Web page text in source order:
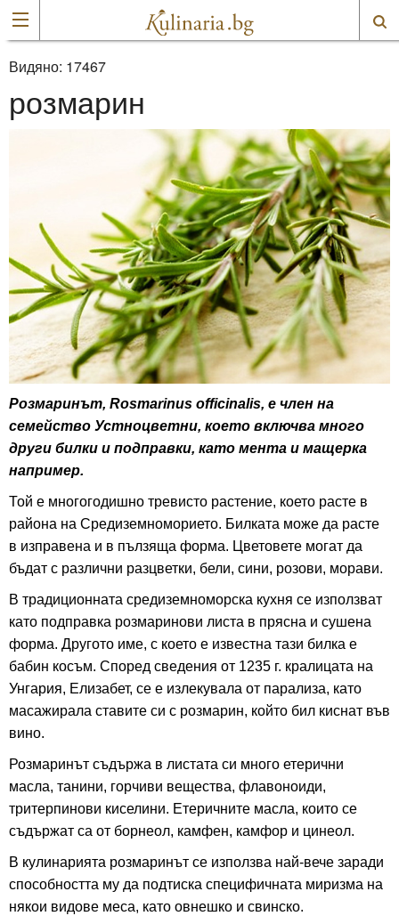
Видяно: 17467
розмарин
Розмаринът, Rosmarinus officinalis, е член на
семейство Устноцветни, което включва много
други билки и подправки, като мента и мащерка
например.
Той е многогодишно тревисто растение, което расте в
района на Средиземноморието. Билката може да расте
в изправена и в пълзяща форма. Цветовете могат да
бъдат с различни разцветки, бели, сини, розови, морави.
В традиционната средиземноморска кухня се използват
като подправка розмаринови листа в прясна и сушена
форма. Другото име, с което е известна тази билка е
бабин косъм. Според сведения от 1235 г. кралицата на
Унгария, Елизабет, се е излекувала от парализа, като
масажирала ставите си с розмарин, който бил киснат във
вино.
Розмаринът съдържа в листата си много етерични
масла, танини, горчиви вещества, флавоноиди,
тритерпинови киселини. Етеричните масла, които се
съдържат са от борнеол, камфен, камфор и цинеол.
В кулинарията розмаринът се използва най-вече заради
способността му да подтиска специфичната миризма на
някои видове меса, като овнешко и свинско.